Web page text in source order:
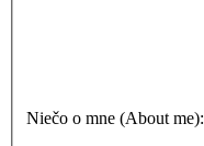
Niečo o mne (About me):